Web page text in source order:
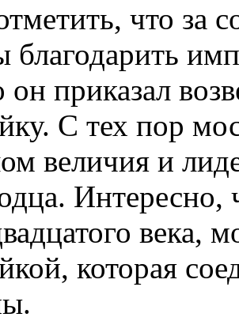
что за
приказал
С тех пор
величия и
Интересно,
века,
которая